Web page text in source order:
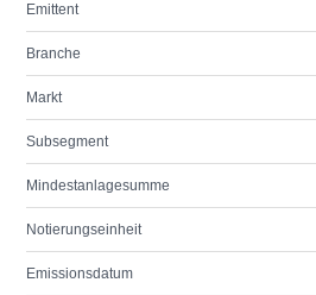
Emittent
Branche
Markt
Subsegment
Mindestanlagesumme
Notierungseinheit
Emissionsdatum